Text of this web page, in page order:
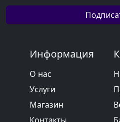
Информация
О нас
Услуги
Магазин